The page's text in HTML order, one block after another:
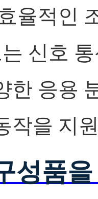
율적인
신호
한 응용
작을 지
성품